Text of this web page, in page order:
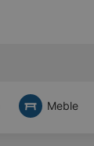
Meble